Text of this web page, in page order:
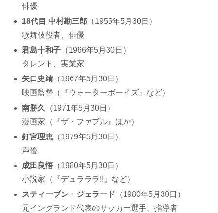
俳優
18代目 中村勘三郎 （1955年5月30日）
歌舞伎役者、俳優
君島十和子 （1966年5月30日）
タレント、実業家
矢口史靖 （1967年5月30日）
映画監督（『ウォーターボーイズ』など）
南勝久
（1971年5月30日）
漫画家（『ザ・ファブル』ほか）
釘宮理恵 （1979年5月30日）
声優
成田良悟 （1980年5月30日）
小説家（『デュラララ!!』など）
スティーブン・ジェラード （1980年5月30日）
元イングランド代表のサッカー選手、指導者